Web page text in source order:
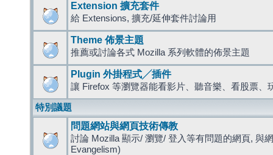
Extension 擴充套件
給 Extensions, 擴充/延伸套件討論用
Theme 佈景主題
推薦或討論各式 Mozilla 系列軟體的佈景主題
Plugin 外掛程式╱插件
讓 Firefox 等瀏覽器能看影片、聽音樂、看股票、
特別議題
問題網站與網頁技術傳教
討論 Mozilla 顯示/ 瀏覽/ 登入等有問題的網頁, 與
Evangelism)